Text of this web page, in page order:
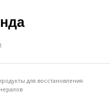
для восстановления